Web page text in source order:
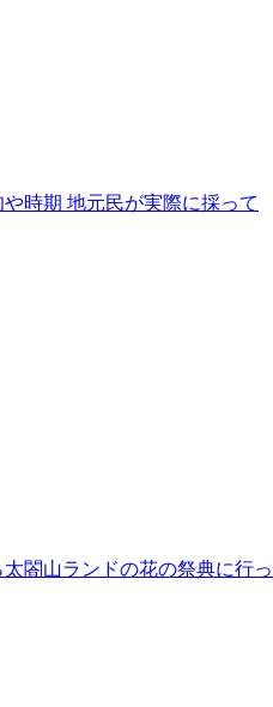
や時期 地元民が実際に採って
太閤山ランドの花の祭典に行っ